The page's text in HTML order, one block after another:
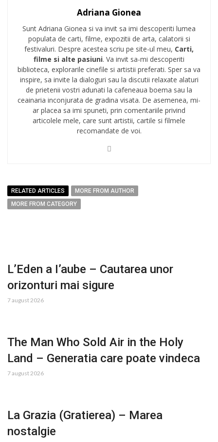
Adriana Gionea
Sunt Adriana Gionea si va invit sa imi descoperiti lumea
populata de carti, filme, expozitii de arta, calatorii si
festivaluri. Despre acestea scriu pe site-ul meu, Carti,
filme si alte pasiuni. Va invit sa-mi descoperiti
biblioteca, explorarile cinefile si artistii preferati. Sper sa va
inspire, sa invite la dialoguri sau la discutii relaxate alaturi
de prietenii vostri adunati la cafeneaua boema sau la
ceainaria inconjurata de gradina visata. De asemenea, mi-
ar placea sa imi spuneti, prin comentariile privind
articolele mele, care sunt artistii, cartile si filmele
recomandate de voi.
RELATED ARTICLES
MORE FROM AUTHOR
MORE FROM CATEGORY
L’Eden a I’aube – Cautarea unor
orizonturi mai sigure
7 august 2026
The Man Who Sold Air in the Holy
Land – Generatia care poate vindeca
7 august 2026
La Grazia (Gratierea) – Marea
nostalgie